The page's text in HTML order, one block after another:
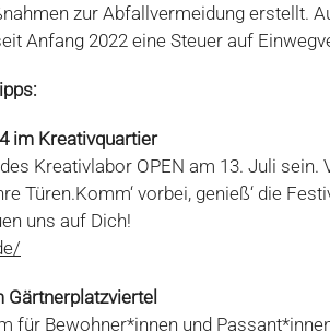
zur Abfallvermeidung erstellt.
Anfang 2022 eine Steuer auf
im Kreativquartier
Kreativlabor OPEN am 13. Juli sein.
Türen.Komm‘ vorbei, genieß‘ die
uns auf Dich!
Gärtnerplatzviertel
für Bewohner*innen und